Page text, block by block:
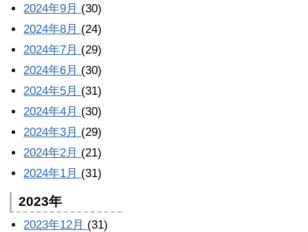
2024年9月 (30)
2024年8月 (24)
2024年7月 (29)
2024年6月 (30)
2024年5月 (31)
2024年4月 (30)
2024年3月 (29)
2024年2月 (21)
2024年1月 (31)
2023年
2023年12月 (31)